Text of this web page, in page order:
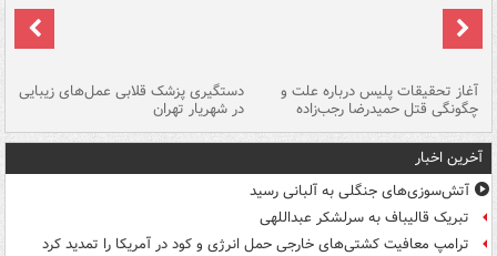
آغاز تحقیقات پلیس درباره علت و
چگونگی قتل حمیدرضا رجب‌زاده
دستگیری پزشک قلابی عمل‌های زیبایی
در شهریار تهران
آخرین اخبار
آتش‌سوزی‌های جنگلی به آلبانی رسید
تبریک قالیباف به سرلشکر عبداللهی
ترامپ معافیت کشتی‌های خارجی حمل انرژی و کود در آمریکا را تمدید کرد